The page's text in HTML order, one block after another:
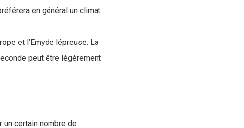
en général un climat
et l’Emyde lépreuse. La
peut être légèrement
certain nombre de